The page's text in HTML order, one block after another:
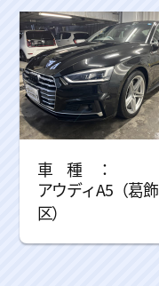
アウディA5（葛飾
区）